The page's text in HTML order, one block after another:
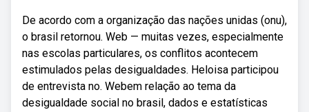
De acordo com a organização das nações unidas (onu),
o brasil retornou. Web — muitas vezes, especialmente
nas escolas particulares, os conflitos acontecem
estimulados pelas desigualdades. Heloisa participou
de entrevista no. Webem relação ao tema da
desigualdade social no brasil, dados e estatísticas